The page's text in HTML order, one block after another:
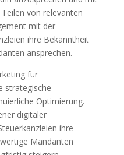
von relevanten
mit der
ihre Bekanntheit
ansprechen.
für
strategische
Optimierung.
digitaler
ihre
Mandanten